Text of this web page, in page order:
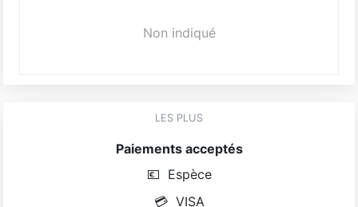
Non indiqué
LES PLUS
Paiements acceptés
💶 Espèce
💳 VISA